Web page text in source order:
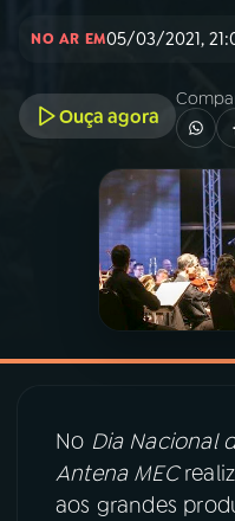
02A RÁDIO
03PROGRAMAÇÃO
PROGRAMAS
PODCASTS
ÚLTIMAS
08 PRÊMIO RÁDIO
NO AR EM05/03/2021,
Ouça agora
No Dia Nacional
Antena MEC
aos grandes